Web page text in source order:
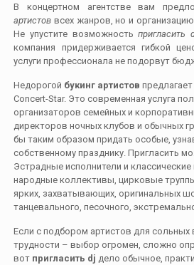
В концертном агентстве вам
артистов всех жанров, но и
Не упустите возможностьпригласить
компания придерживается гибкой
услуги профессионала не подорвут
Недорогой букинг артистов
Concert-Star. Это современная услуга
организаторов семейных и
директоров ночных клубов и обычных
бы таким образом придать особые,
собственному празднику. Пригласить
Эстрадные исполнители и
народные коллективы, цирковые
ярких, захватывающих, оригинальных
танцевального, песочного,
Если с подбором артистов для
трудности – выбор огромен, сложно
вот пригласить dj дело обычное,